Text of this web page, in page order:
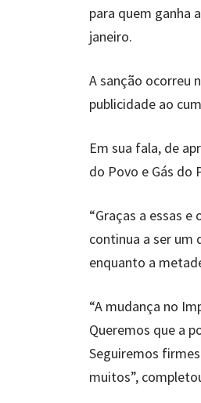
para quem ganha
janeiro.
A sanção ocorreu
publicidade ao
Em sua fala, de
do Povo e Gás do
“Graças a essas
continua a ser um
enquanto a
“A mudança no
Queremos que a
Seguiremos
muitos”,